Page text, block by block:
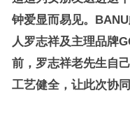
钟爱显而易见。
人罗志祥及主理品牌
前，罗志祥老先生自
工艺健全，让此次协